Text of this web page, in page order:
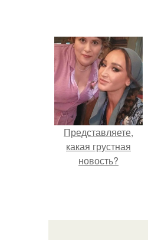
Представляете,
какая грустная
новость?